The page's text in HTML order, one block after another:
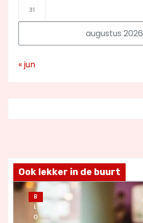
augustus 2026
31
« jun
Ook lekker in de buurt
B
L
O